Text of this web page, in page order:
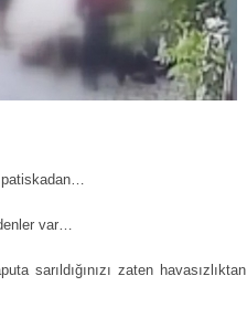
patiskadan…
var…
sarıldığınızı zaten havasızlıktan